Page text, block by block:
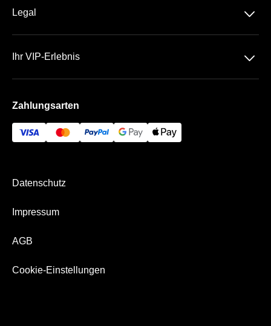
DFB-Pokal
Team
Legal 􀆈
Ihr VIP-Erlebnis 􀆈
Hertha BSC Business App
Zahlungsarten
Datenschutz
Impressum
AGB
Cookie-Einstellungen